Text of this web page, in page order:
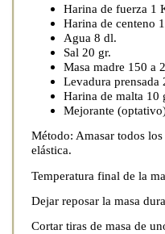
Harina de fuerza 1
Harina de centeno
Agua 8 dl.
Sal 20 gr.
Masa madre 150 a
Levadura prensada
Harina de malta 10
Mejorante
Método: Amasar todos
elástica.
Temperatura final de la
Dejar reposar la masa
Cortar tiras de masa de